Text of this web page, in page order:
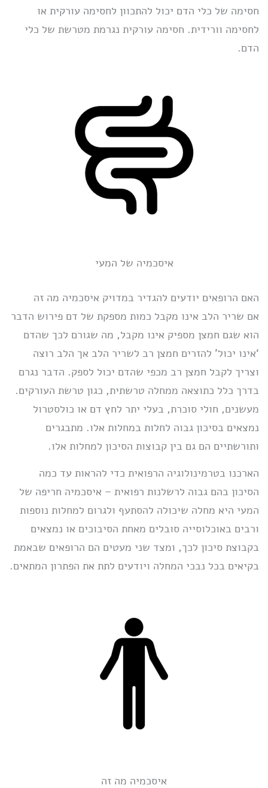
חסימה של כלי הדם יכול להתכוון לחסימה עורקית או
לחסימה וורידית. חסימה עורקית נגרמת מטרשת של כלי
הדם.
איסכמיה של המעי
האם הרופאים יודעים להגדיר במדויק איסכמיה מה זה
אם שריר הלב אינו מקבל כמות מספקת של דם פירוש הדבר
הוא שגם חמצן מספיק אינו מקבל, מה שגורם לכך שהדם
‘אינו יכול’ להזרים חמצן רב לשריר הלב אך הלב רוצה
וצריך לקבל חמצן רב מכפי שהדם יכול לספק. הדבר נגרם
בדרך כלל כתוצאה ממחלה טרשתית, כגון טרשת העורקים.
מעשנים, חולי סוכרת, בעלי יתר לחץ דם או כולסטרול
נמצאים בסיכון גבוה לחלות במחלות אלו. מתבגרים
ותורשתיים הם גם בין קבוצות הסיכון למחלות אלו.
הארכנו בטרמינולוגיה הרפואית כדי להראות עד כמה
הסיכון בהם גבוה לרשלנות רפואית – איסכמיה חריפה של
המעי היא מחלה שיכולה להסתעף ולגרום למחלות נוספות
ורבים באוכלוסייה סובלים מאחת הסיבוכים או נמצאים
בקבוצת סיכון לכך, ומצד שני מעטים הם הרופאים שבאמת
בקיאים בכל נבכי המחלה ויודעים לתת את הפתרון המתאים.
איסכמיה מה זה